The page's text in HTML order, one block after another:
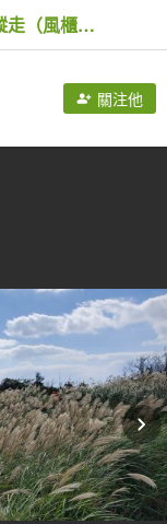
2023-11-18陽明山東西大縱走-東縱走（風櫃嘴～小油坑）
關注他